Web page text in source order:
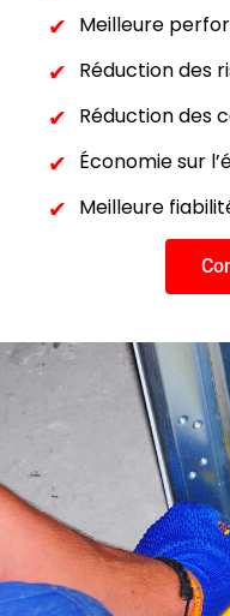
Meilleure
Réduction des
Réduction des
Économie sur
Meilleure